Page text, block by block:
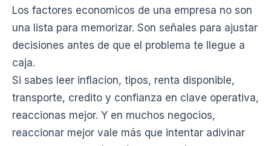
Los factores economicos de una empresa no son
una lista para memorizar. Son señales para ajustar
decisiones antes de que el problema te llegue a
caja.
Si sabes leer inflacion, tipos, renta disponible,
transporte, credito y confianza en clave operativa,
reaccionas mejor. Y en muchos negocios,
reaccionar mejor vale más que intentar adivinar